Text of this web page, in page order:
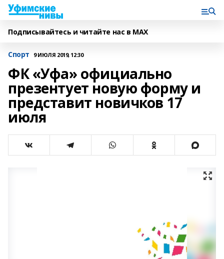
Подписывайтесь и читайте нас в MAX
Спорт 9 ИЮЛЯ 2019, 12:30
ФК «Уфа» официально
презентует новую форму и
представит новичков 17
июля